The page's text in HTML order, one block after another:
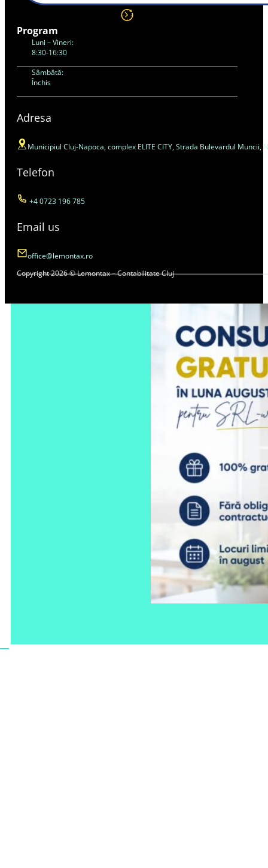
Program
Luni – Vineri:
8:30-16:30
Sâmbătă:
Închis
Adresa
Municipiul Cluj-Napoca, complex ELITE CITY, Strada Bulevardul Muncii,
Telefon
+4 0723 196 785
Email us
office@lemontax.ro
Copyright 2026 © Lemontax – Contabilitate Cluj